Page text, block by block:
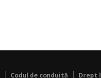
Codul de conduită Drept